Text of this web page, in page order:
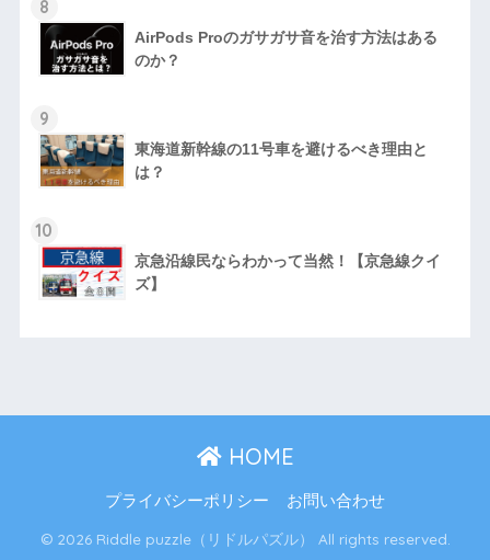
8
AirPods Proのガサガサ音を治す方法はある
のか？
9
東海道新幹線の11号車を避けるべき理由と
は？
10
京急沿線民ならわかって当然！【京急線クイ
ズ】
HOME
プライバシーポリシー お問い合わせ
© 2026 Riddle puzzle（リドルパズル） All rights reserved.